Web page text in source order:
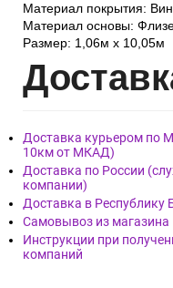
Материал покрытия:
Материал основы:
Размер: 1,06м х 10,05м
Дост
Доставка курьером по
10км от МКАД)
Доставка по России
компании)
Доставка в Республику
Самовывоз из магазина
Инструкции при
компаний